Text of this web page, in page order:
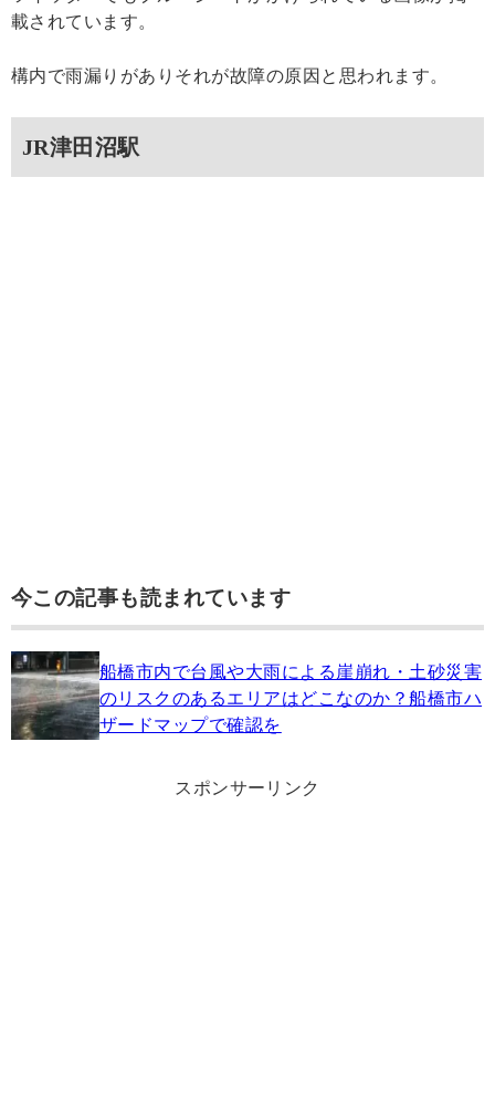
載されています。
構内で雨漏りがありそれが故障の原因と思われます。
JR津田沼駅
今この記事も読まれています
船橋市内で台風や大雨による崖崩れ・土砂災害
のリスクのあるエリアはどこなのか？船橋市ハ
ザードマップで確認を
スポンサーリンク